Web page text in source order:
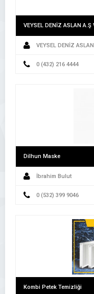
VEYSEL DENİZ ASLAN
0 (432) 216 4444
Dilhun Maske
İbrahim Bulut
0 (532) 399 9046
Kombi Petek Temizliği